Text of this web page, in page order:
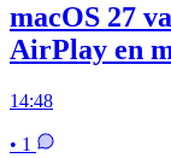
macOS 27
AirPlay en
14:48
• 1